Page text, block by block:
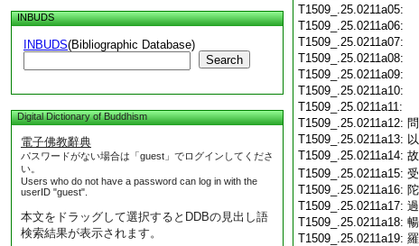
INBUDS
INBUDS(Bibliographic Database)
Search
Digital Dictionary of Buddhism
電子佛教辭典
パスワードがない場合は「guest」でログインしてくださ
い。
Users who do not have a password can log in with the
userID "guest".
本文をドラッグして選択するとDDBの見出し語
検索結果が表示されます。
T1509_.25.0211a05:
T1509_.25.0211a06:
T1509_.25.0211a07:
T1509_.25.0211a08:
T1509_.25.0211a09:
T1509_.25.0211a10:
T1509_.25.0211a11:
T1509_.25.0211a12:
T1509_.25.0211a13:
T1509_.25.0211a14:
T1509_.25.0211a15:
T1509_.25.0211a16:
T1509_.25.0211a17:
T1509_.25.0211a18:
T1509_.25.0211a19: